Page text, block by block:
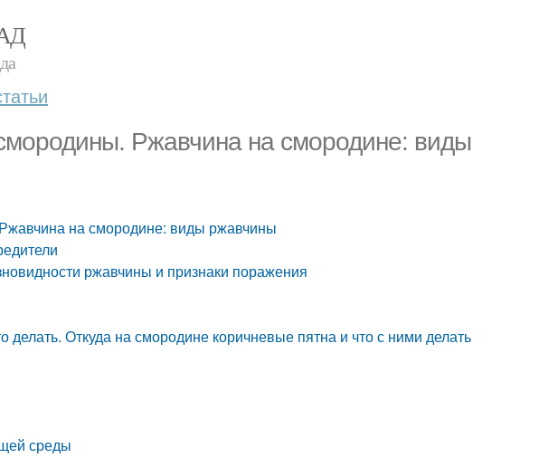
Ржавчина на смородине: виды
на смородине: виды ржавчины
ржавчины и признаки поражения
Откуда на смородине коричневые пятна и что с ними делать
среды